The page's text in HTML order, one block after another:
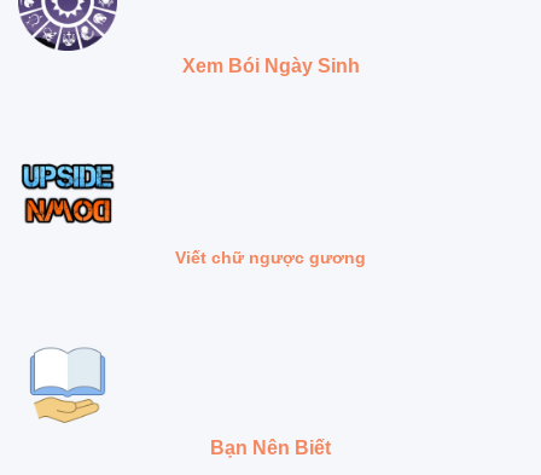
Xem Bói Ngày Sinh
Viết chữ ngược gương
Bạn Nên Biết